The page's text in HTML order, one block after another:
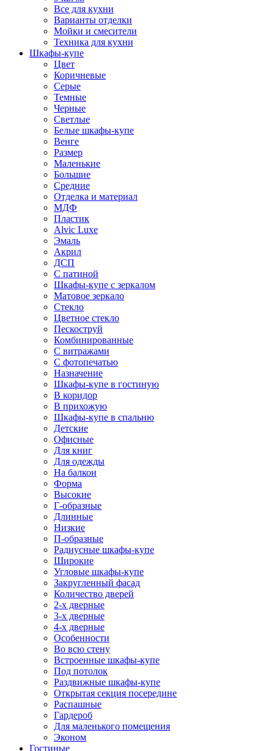
Все для кухни
Варианты отделки
Мойки и смесители
Техника для кухни
Шкафы-купе
Цвет
Коричневые
Серые
Темные
Черные
Светлые
Белые шкафы-купе
Венге
Размер
Маленькие
Большие
Средние
Отделка и материал
МДФ
Пластик
Alvic Luxe
Эмаль
Акрил
ДСП
С патиной
Шкафы-купе с зеркалом
Матовое зеркало
Стекло
Цветное стекло
Пескоструй
Комбинированные
С витражами
С фотопечатью
Назначение
Шкафы-купе в гостиную
В коридор
В прихожую
Шкафы-купе в спальню
Детские
Офисные
Для книг
Для одежды
На балкон
Форма
Высокие
Г-образные
Длинные
Низкие
П-образные
Радиусные шкафы-купе
Широкие
Угловые шкафы-купе
Закругленный фасад
Количество дверей
2-х дверные
3-х дверные
4-х дверные
Особенности
Во всю стену
Встроенные шкафы-купе
Под потолок
Раздвижные шкафы-купе
Открытая секция посередине
Распашные
Гардероб
Для маленького помещения
Эконом
Гостиные